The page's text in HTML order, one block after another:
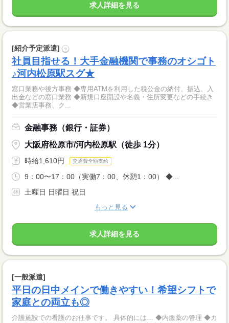
求人詳細を見る
[紹介予定派遣] ?
社員目指せる！大手金融機関で事務のオシゴト
♪河内松原駅スグ★
窓口業務や後方事務 ◆専用ATMを利用した税公金の納付、振込、入
出金などの窓口業務 ◆新規口座開設や名義・住所変更などの手続き
◆営業店事務、ク...
金融事務（銀行・証券）
大阪府松原市/河内松原駅（徒歩 1分）
時給1,610円 交通費全額支給
9：00〜17：00（実働7：00、休憩1：00） ◆...
土曜日 日曜日 祝日
もっと見る
求人詳細を見る
[一般派遣]
平日の日中メインで働きやすい！希望シフトで
家庭との両立も◎
介護施設での看護のお仕事です。 具体的には… ◆内服薬の管理 ◆カ